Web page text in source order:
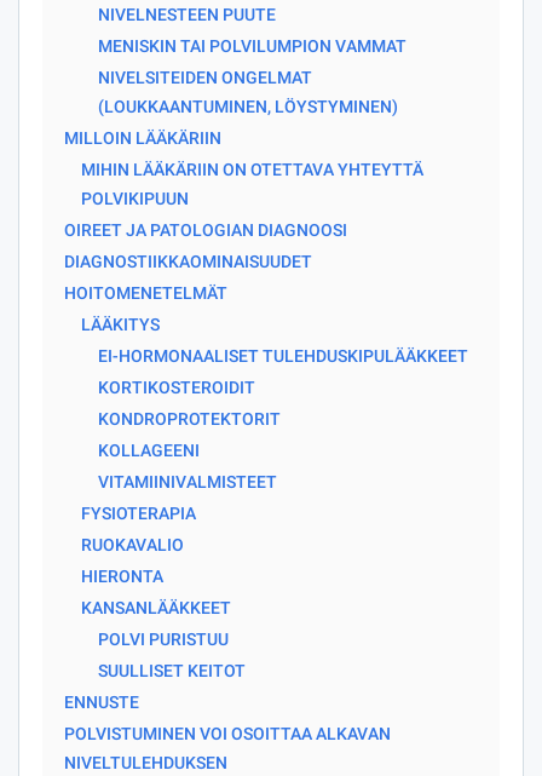
NIVELNESTEEN PUUTE
MENISKIN TAI POLVILUMPION VAMMAT
NIVELSITEIDEN ONGELMAT
(LOUKKAANTUMINEN, LÖYSTYMINEN)
MILLOIN LÄÄKÄRIIN
MIHIN LÄÄKÄRIIN ON OTETTAVA YHTEYTTÄ
POLVIKIPUUN
OIREET JA PATOLOGIAN DIAGNOOSI
DIAGNOSTIIKKAOMINAISUUDET
HOITOMENETELMÄT
LÄÄKITYS
EI-HORMONAALISET TULEHDUSKIPULÄÄKKEET
KORTIKOSTEROIDIT
KONDROPROTEKTORIT
KOLLAGEENI
VITAMIINIVALMISTEET
FYSIOTERAPIA
RUOKAVALIO
HIERONTA
KANSANLÄÄKKEET
POLVI PURISTUU
SUULLISET KEITOT
ENNUSTE
POLVISTUMINEN VOI OSOITTAA ALKAVAN
NIVELTULEHDUKSEN